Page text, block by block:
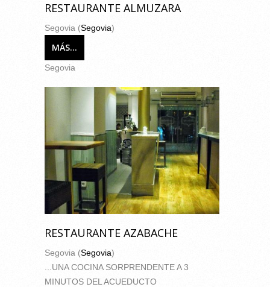
RESTAURANTE ALMUZARA
Segovia (Segovia)
MÁS...
Segovia
RESTAURANTE AZABACHE
Segovia (Segovia)
...UNA COCINA SORPRENDENTE A 3
MINUTOS DEL ACUEDUCTO